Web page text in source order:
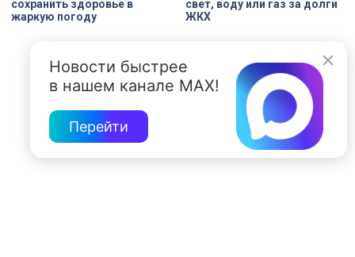
сохранить здоровье в
жаркую погоду
свет, воду или газ за долги
ЖКХ
Новости быстрее
в нашем канале MAX!
Перейти